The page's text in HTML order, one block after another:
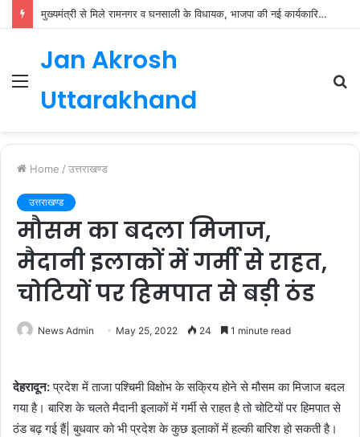
मुख्यमंत्री से मिले रामनगर व घनसाली के विधायक, भाजपा की नई कार्यकारिणी जल्द
Menu
Jan Akrosh
Uttarakhand
Home / उत्तराखण्ड
उत्तराखण्ड
मौसम का बदला मिजाज,
मैदानी इलाकों में गर्मी से राहत,
चोटियों पर हिमपात से बड़ी ठंड
News Admin May 25, 2022 24 1 minute read
देहरादून:प्रदेश में ताजा पश्चिमी विक्षोभ के सक्रिय होने से मौसम का मिजाज बदल
गया है। बारिश के चलते मैदानी इलाकों में गर्मी से राहत है तो चोटियों पर हिमपात से
ठंड बढ़ गई हैं| बुधवार को भी प्रदेश के कुछ इलाकों में हल्की बारिश हो सकती है।